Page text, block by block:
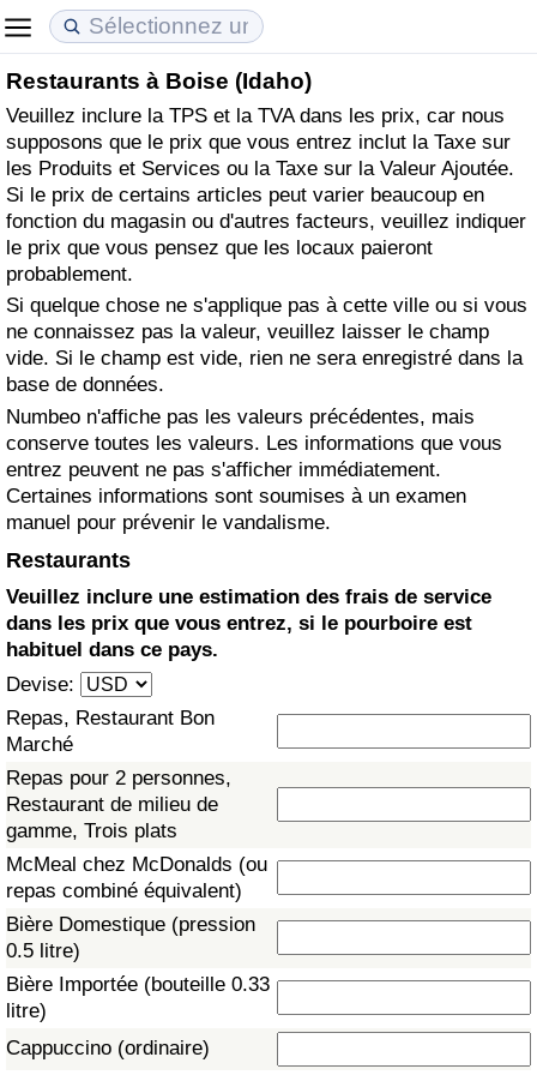
Restaurants à Boise (Idaho)
Veuillez inclure la TPS et la TVA dans les prix, car nous
supposons que le prix que vous entrez inclut la Taxe sur
les Produits et Services ou la Taxe sur la Valeur Ajoutée.
Si le prix de certains articles peut varier beaucoup en
fonction du magasin ou d'autres facteurs, veuillez indiquer
le prix que vous pensez que les locaux paieront
probablement.
Si quelque chose ne s'applique pas à cette ville ou si vous
ne connaissez pas la valeur, veuillez laisser le champ
vide. Si le champ est vide, rien ne sera enregistré dans la
base de données.
Numbeo n'affiche pas les valeurs précédentes, mais
conserve toutes les valeurs. Les informations que vous
entrez peuvent ne pas s'afficher immédiatement.
Certaines informations sont soumises à un examen
manuel pour prévenir le vandalisme.
Restaurants
Veuillez inclure une estimation des frais de service
dans les prix que vous entrez, si le pourboire est
habituel dans ce pays.
Devise:
Repas, Restaurant Bon
Marché
Repas pour 2 personnes,
Restaurant de milieu de
gamme, Trois plats
McMeal chez McDonalds (ou
repas combiné équivalent)
Bière Domestique (pression
0.5 litre)
Bière Importée (bouteille 0.33
litre)
Cappuccino (ordinaire)
Coût de la vie
Indice du Coût de la Vie (Actuel)
Indice du Coût de la Vie
Indice du coût de la vie par pays
à Akaba
Prix de l'immobilier
Indice des Prix de l'immobilier (Actuel)
Indice des Prix de l'immobilier
Indice des Prix de l'immobilier par Pays
Qualité de Vie
Indice de Qualité de Vie
Indice de Qualité de Vie (Actuel)
Indice de qualité de vie par pays
Criminalité
Indice de Criminalité (Actuel)
Indice de Criminalité
Indice de criminalité par pays
Indice des soins de santé (Actuel)
Indice des soins de santé
Pollution
Indice de Pollution (Actuel)
Indice de pollution
Indice de Pollution par Pays